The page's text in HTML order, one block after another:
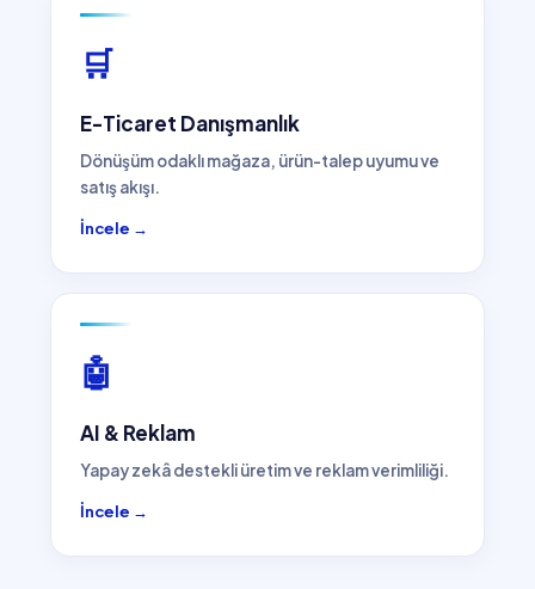
🛒
E-Ticaret Danışmanlık
Dönüşüm odaklı mağaza, ürün-talep uyumu ve
satış akışı.
İncele →
🤖
AI & Reklam
Yapay zekâ destekli üretim ve reklam verimliliği.
İncele →